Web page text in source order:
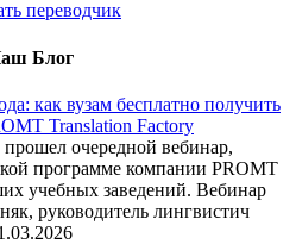
Блог
как вузам бесплатно получить
Translation Factory
прошел очередной вебинар,
программе компании PROMT
учебных заведений. Вебинар
руководитель лингвистич